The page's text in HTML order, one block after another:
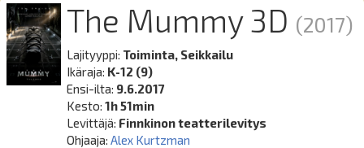
The Mummy 3D (2017)
Lajityyppi: Toiminta, Seikkailu
Ikäraja: K-12 (9)
Ensi-ilta: 9.6.2017
Kesto:1h 51min
Levittäjä: Finnkinon teatterilevitys
Ohjaaja: Alex Kurtzman